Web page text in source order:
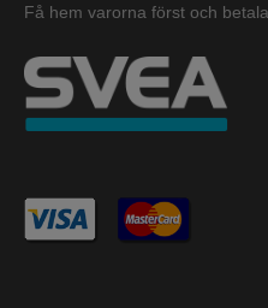
Få hem varorna först och